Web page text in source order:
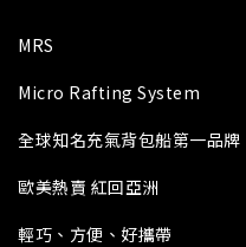
MRS
Micro Rafting System
全球知名充氣背包船第一品牌
歐美熱賣 紅回亞洲
輕巧、方便、好攜帶